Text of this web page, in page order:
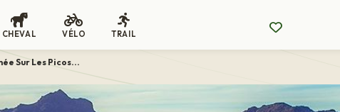
CHEVAL VÉLO TRAIL
Sur Les Picos...